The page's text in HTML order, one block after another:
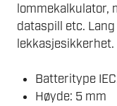
lommekalkulator,
dataspill etc.
lekkasjesikkerhet.
Batteritype
Høyde: 5 mm